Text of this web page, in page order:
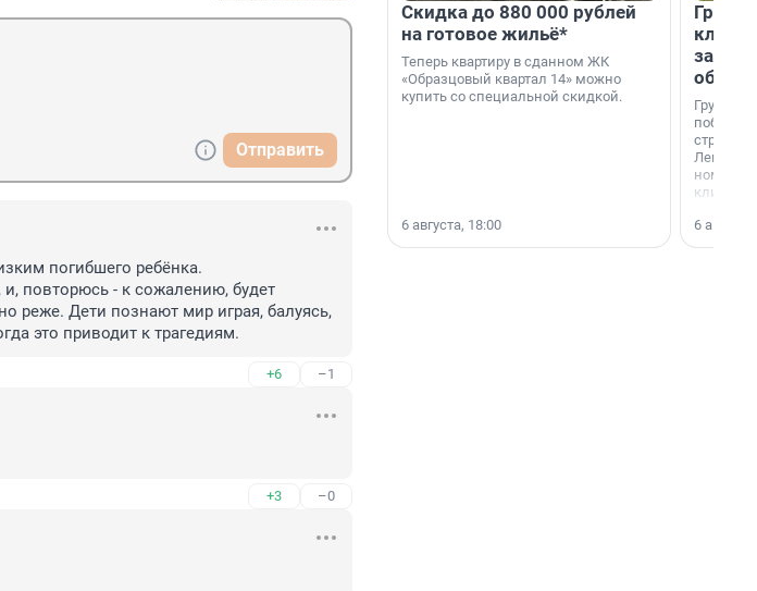
Отправить
погибшего ребёнка.
повторюсь - к сожалению, будет
реже. Дети познают мир играя, балуясь,
это приводит к трагедиям.
+6 –1
+3 –0
Скидка до 880 000 рублей
на готовое жильё*
Теперь квартиру в сданном ЖК
«Образцовый квартал 14» можно
купить со специальной скидкой.
6 августа, 18:00
Группа
области».
6